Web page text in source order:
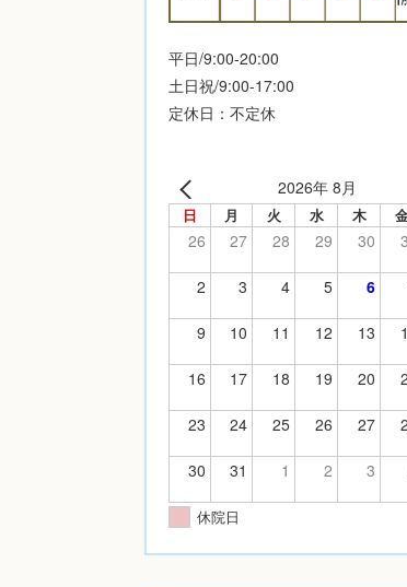
平日/9:00-20:00
土日祝/9:00-17:00
定休日：不定休
2026年 8月
日 月 火 水 木
26 27 28 29 30
2 3 4 5 6
9 10 11 12 13
16 17 18 19 20
23 24 25 26 27
30 31 1 2 3
休院日